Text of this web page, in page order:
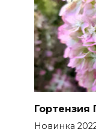
Гортензия
Новинка